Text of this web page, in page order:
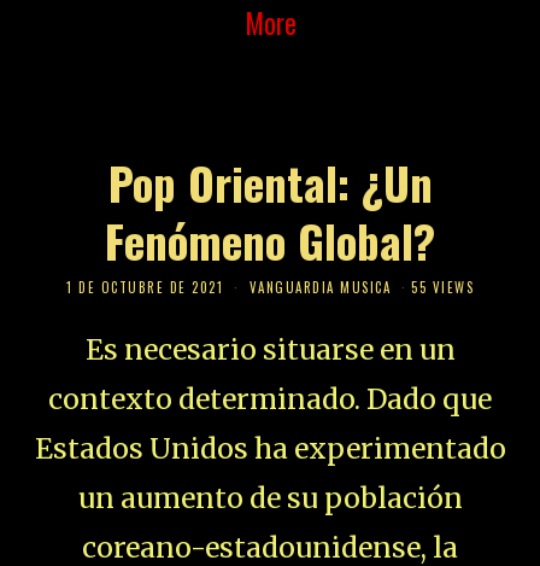
More
Pop Oriental: ¿Un
Fenómeno Global?
1 DE OCTUBRE DE 2021 VANGUARDIA MUSICA 55 VIEWS
Es necesario situarse en un
contexto determinado. Dado que
Estados Unidos ha experimentado
un aumento de su población
coreano-estadounidense, la